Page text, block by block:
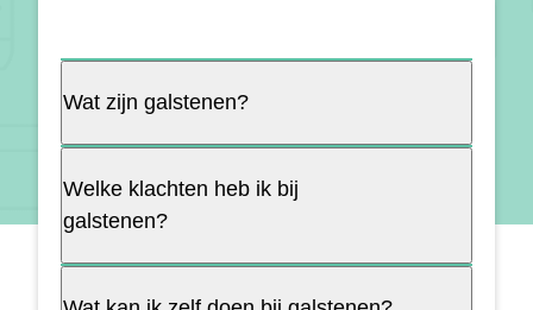
Wat zijn galstenen?
Welke klachten heb ik bij
galstenen?